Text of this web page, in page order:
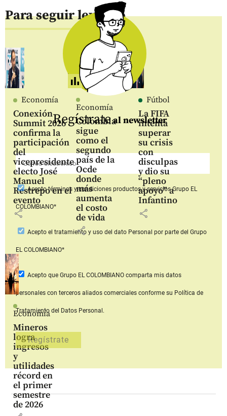
Para seguir leyendo
Economía
Conexión
Summit 2026
confirma la
participación
del
vicepresidente
electo José
Manuel
Restrepo en el
evento
share
Economía
Colombia
sigue
como el
segundo
país de la
Ocde
donde
más
aumenta
el costo
de vida
share
Fútbol
La FIFA
intenta
superar
su crisis
con
disculpas
y dio su
“pleno
apoyo” a
Infantino
share
Economía
Mineros
logra
ingresos
y
utilidades
récord en
el primer
semestre
de 2026
Regístrateal newsletter
Aceptotérminos y condiciones productos y serviciosGrupo EL
COLOMBIANO*
Acepto el tratamiento y uso del dato Personal por parte del Grupo
EL COLOMBIANO*
Acepto que Grupo EL COLOMBIANOcomparta mis datos
personales con terceros aliados comerciales conforme su Política de
Tratamiento del Datos Personal.